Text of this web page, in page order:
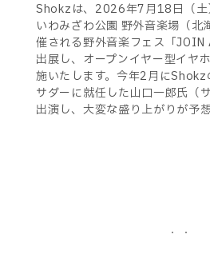
Shokzは、2026年7月18日（土
いわみざわ公園 野外音楽場（北
催される野外音楽フェス「
出展し、オープンイヤー型イヤ
施いたします。今年2月にShokz
サダーに就任した山口一郎氏（
出演し、大変な盛り上がりが予想